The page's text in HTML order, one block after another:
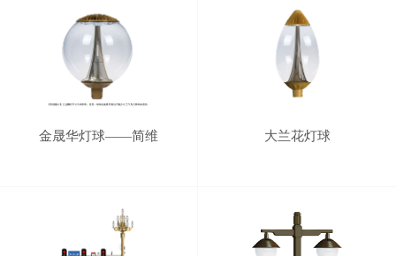
金晟华灯球——简维 大兰花灯球